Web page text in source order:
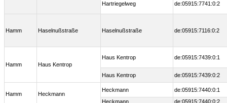
Hartriegelweg de:05915:7741:0:2
Hamm Haselnußstraße Haselnußstraße de:05915:7116:0:2
Hamm Haus Kentrop
Haus Kentrop de:05915:7439:0:1
Haus Kentrop de:05915:7439:0:2
Hamm Heckmann
Heckmann
de:05915:7440:0:1
Heckmann
de:05915:7440:0:2